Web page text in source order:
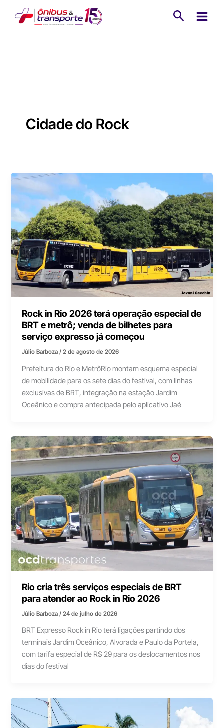
Cidade do Rock
Rock in Rio 2026 terá operação especial de
BRT e metrô; venda de bilhetes para
serviço expresso já começou
Júlio Barboza/2 de agosto de 2026
Prefeitura do Rio e MetrôRio montam esquema especial
de mobilidade para os sete dias do festival, com linhas
exclusivas de BRT, integração na estação Jardim
Oceânico e compra antecipada pelo aplicativo Jaé
Rio cria três serviços especiais de BRT
para atender ao Rock in Rio 2026
Júlio Barboza/24 de julho de 2026
BRT Expresso Rock in Rio terá ligações partindo dos
terminais Jardim Oceânico, Alvorada e Paulo da Portela,
com tarifa especial de R$ 29 para os deslocamentos nos
dias do festival